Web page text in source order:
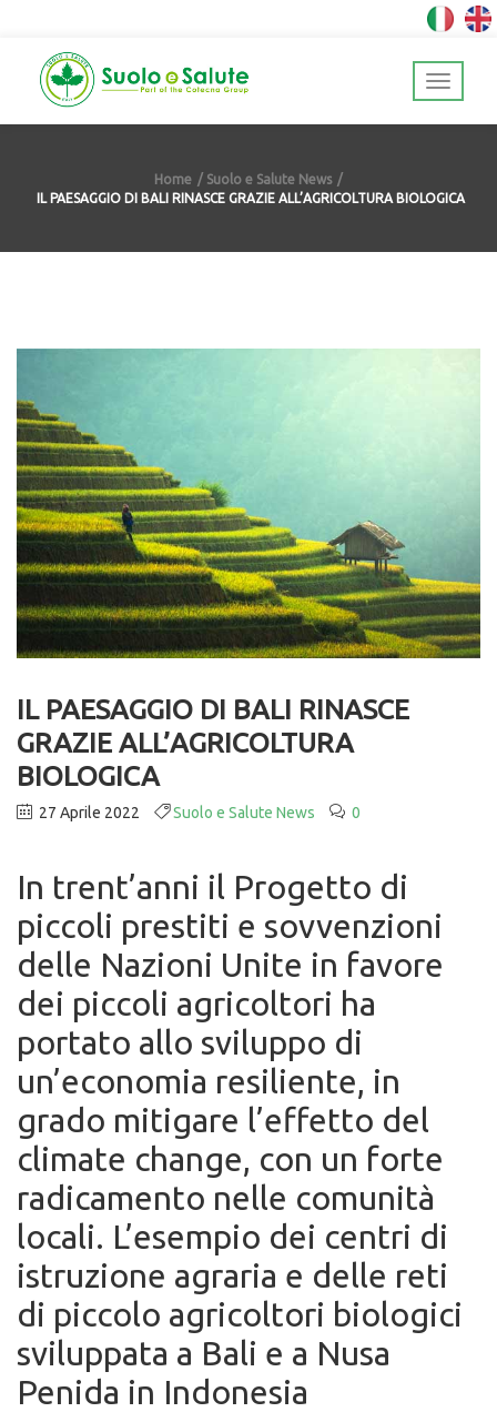
Home
Suolo e Salute News
IL PAESAGGIO DI BALI RINASCE GRAZIE ALL’AGRICOLTURA BIOLOGICA
IL PAESAGGIO DI BALI RINASCE
GRAZIE ALL’AGRICOLTURA
BIOLOGICA
27 Aprile 2022 Suolo e Salute News 0
In trent’anni il Progetto di
piccoli prestiti e sovvenzioni
delle Nazioni Unite in favore
dei piccoli agricoltori ha
portato allo sviluppo di
un’economia resiliente, in
grado mitigare l’effetto del
climate change, con un forte
radicamento nelle comunità
locali. L’esempio dei centri di
istruzione agraria e delle reti
di piccolo agricoltori biologici
sviluppata a Bali e a Nusa
Penida in Indonesia